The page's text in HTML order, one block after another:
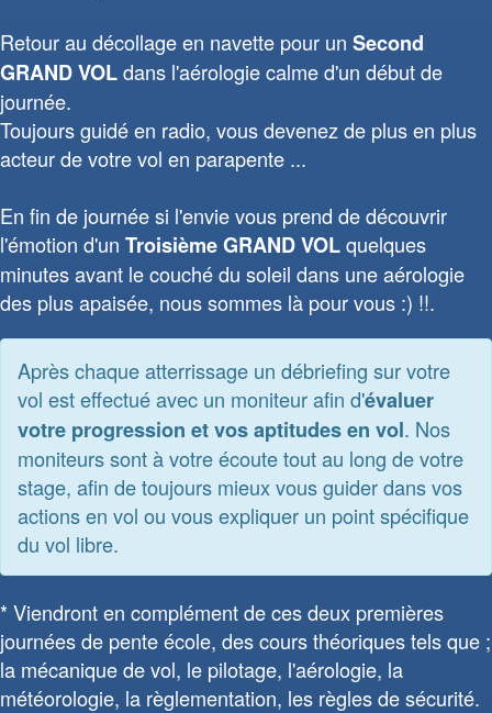
Retour au décollage en navette pour un Second
GRAND VOLdans l'aérologie calme d'un début de
journée.
Toujours guidé en radio, vous devenez de plus en plus
acteur de votre vol en parapente ...
En fin de journée si l'envie vous prend de découvrir
l'émotion d'un Troisième GRAND VOLquelques
minutes avant le couché du soleil dans une aérologie
des plus apaisée, nous sommes là pour vous :) !!.
Après chaque atterrissage un débriefing sur votre
vol est effectué avec un moniteur afin d'évaluer
votre progression et vos aptitudes en vol. Nos
moniteurs sont à votre écoute tout au long de votre
stage, afin de toujours mieux vous guider dans vos
actions en vol ou vous expliquer un point spécifique
du vol libre.
* Viendront en complément de ces deux premières
journées de pente école, des cours théoriques tels que ;
la mécanique de vol, le pilotage, l'aérologie, la
météorologie, la règlementation, les règles de sécurité.